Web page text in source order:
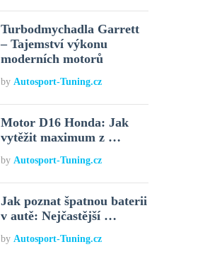
Turbodmychadla Garrett
– Tajemství výkonu
moderních motorů
byAutosport-Tuning.cz
Motor D16 Honda: Jak
vytěžit maximum z …
byAutosport-Tuning.cz
Jak poznat špatnou baterii
v autě: Nejčastější …
byAutosport-Tuning.cz